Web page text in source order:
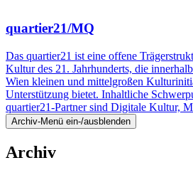
quartier21/MQ
Das quartier21 ist eine offene
Kultur des 21. Jahrhunderts, die
Wien kleinen und mittelgroßen
Unterstützung bietet. Inhaltliche
quartier21-Partner sind Digitale Kultur,
Archiv-Menü ein-/ausblenden
Archiv